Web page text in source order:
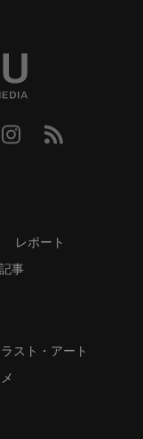
レポート
事
スト・アート